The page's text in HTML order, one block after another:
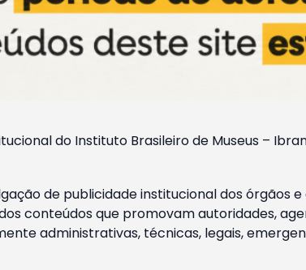
do Instituto Brasileiro de Museus –
de publicidade institucional dos órgãos
conteúdos que promovam autoridades,
administrativas, técnicas, legais,